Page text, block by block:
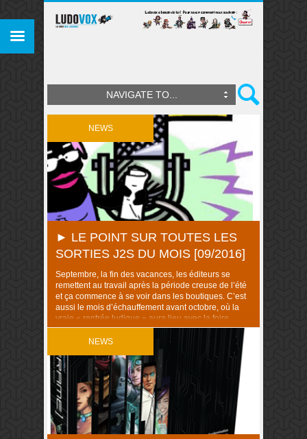
NAVIGATE TO...
NEWS
► LE POINT SUR TOUTES LES
SORTIES J2S DU MOIS [09/2016]
Septembre, la fin des vacances, les éditeurs se
remettent au travail après la période creuse de l’été
et ça commence à se voir dans les boutiques. C’est
aussi le mois d’échauffement avant octobre, où la
vraie « rentrée ludique » aura lieu avec la foire
d’Essen… Faisons le tour des sorties du mois !
Blackrock Games 07/09 : ..
NEWS